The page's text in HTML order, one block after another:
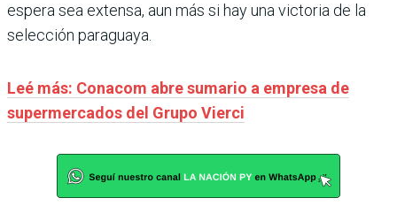
espera sea extensa, aun más si hay una victoria de la
selección paraguaya.
Leé más: Conacom abre sumario a empresa de
supermercados del Grupo Vierci